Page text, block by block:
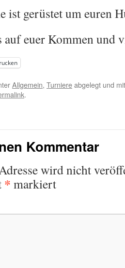
ist gerüstet um euren
euer Kommen und
Allgemein, Turniereabgelegt und
.
Kommentar
wird nicht
* markiert